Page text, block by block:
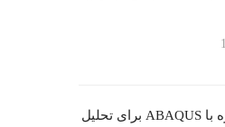
انجام پروژه با ABAQUS برای تحلیل